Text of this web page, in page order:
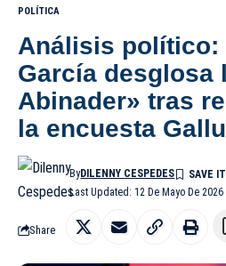
POLÍTICA
Análisis político:
García desglosa
Abinader» tras
la encuesta
Last Updated: 12 De Mayo De 2026
ByDILENNY CESPEDES
Share